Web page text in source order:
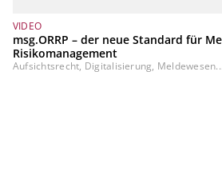
VIDEO
msg.ORRP – der neue Standard für
Risikomanagement
Aufsichtsrecht, Digitalisierung, Meldewesen...